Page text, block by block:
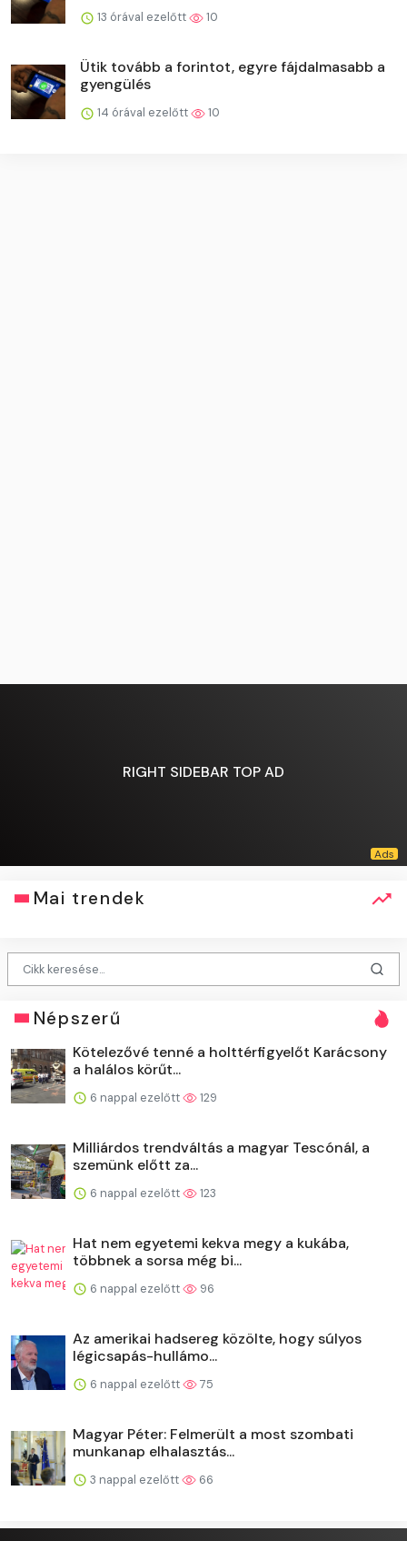
13 órával ezelőtt 10
Ütik tovább a forintot, egyre fájdalmasabb a
gyengülés
14 órával ezelőtt 10
RIGHT SIDEBAR TOP AD
Mai trendek
Népszerű
Kötelezővé tenné a holttérfigyelőt Karácsony
a halálos körűt...
6 nappal ezelőtt 129
Milliárdos trendváltás a magyar Tescónál, a
szemünk előtt za...
6 nappal ezelőtt 123
Hat nem egyetemi kekva megy a kukába,
többnek a sorsa még bi...
6 nappal ezelőtt 96
Az amerikai hadsereg közölte, hogy súlyos
légicsapás-hullámo...
6 nappal ezelőtt 75
Magyar Péter: Felmerült a most szombati
munkanap elhalasztás...
3 nappal ezelőtt 66